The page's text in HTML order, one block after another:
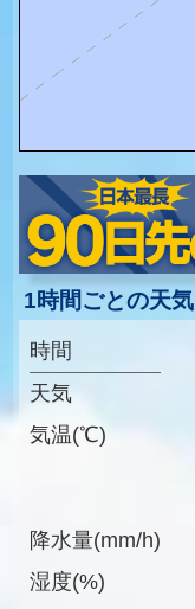
1時間ごとの天気
時間
天気
気温(℃)
降水量(mm/h)
湿度(%)